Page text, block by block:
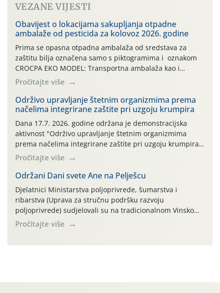
VEZANE VIJESTI
Obavijest o lokacijama sakupljanja otpadne
ambalaže od pesticida za kolovoz 2026. godine
Prima se opasna otpadna ambalaža od sredstava za
zaštitu bilja označena samo s piktogramima i oznakom
CROCPA EKO MODEL: Transportna ambalaža kao i
ambalaža drugih proizvoda koji nisu sredstva za zaštitu
bilja (npr. ambalaža od mineralnih gnojiva,) se ne
prihvaća. Korisnicima je osiguran besplatni povrat
prazne ambalaže isključivo ovih tvrtki: AGROCHEM-MAKS,
AGRONOM, ALBAUGH TKI* (PINUS […]
Pročitajte više
Održivo upravljanje štetnim organizmima prema
načelima integrirane zaštite pri uzgoju krumpira
Dana 17.7. 2026. godine održana je demonstracijska
aktivnost "Održivo upravljanje štetnim organizmima
prema načelima integrirane zaštite pri uzgoju krumpira"
na pokusnom polju "Poredje", kraj naselja Belica (ARKOD
parcela ID 2445031) (središnji dio Međimurske županije).
Pročitajte više
Održani Dani svete Ane na Pelješcu
Djelatnici Ministarstva poljoprivrede, šumarstva i
ribarstva (Uprava za stručnu podršku razvoju
poljoprivrede) sudjelovali su na tradicionalnom Vinskom
forumu, održanom 24.07.2026. godine u Domu vinarske
tradicije u Putnikovićima na poluotoku Pelješcu, u
Pročitajte više